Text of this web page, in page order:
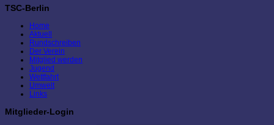
TSC-Berlin
Home
Aktuell
Rundschreiben
Der Verein
Mitglied werden
Jugend
Wettfahrt
Umwelt
Links
Mitglieder-Login